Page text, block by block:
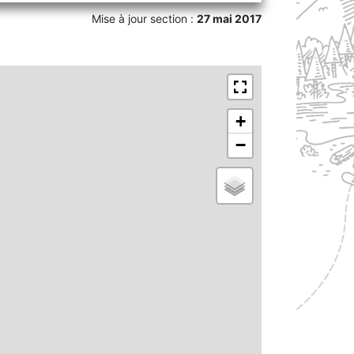
Mise à jour section :27 mai 2017
+
−